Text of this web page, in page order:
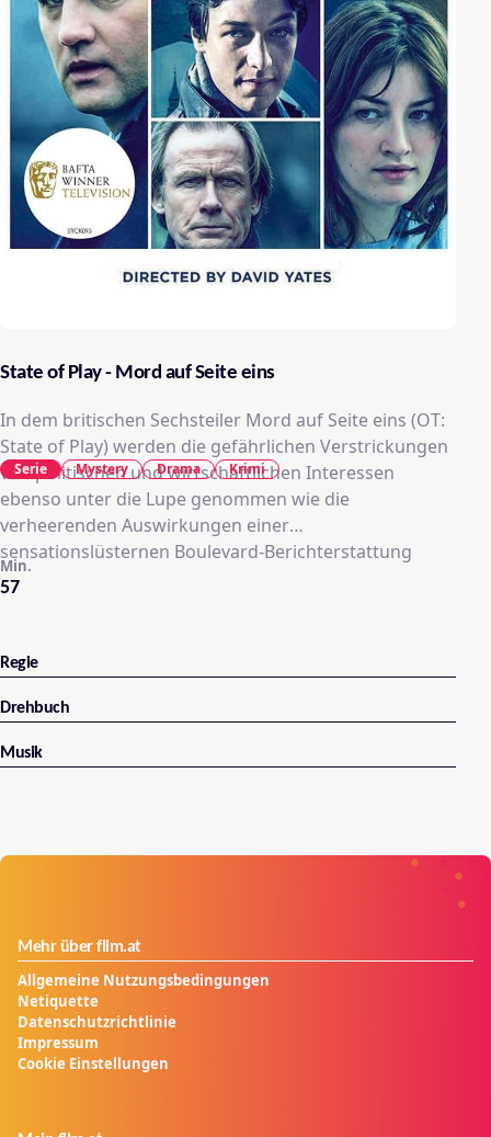
State of Play - Mord auf Seite eins
In dem britischen Sechsteiler Mord auf Seite eins (OT:
State of Play) werden die gefährlichen Verstrickungen
von politischen und wirtschaftlichen Interessen
ebenso unter die Lupe genommen wie die
verheerenden Auswirkungen einer
sensationslüsternen Boulevard-Berichterstattung
57
Min.
Serie Mystery Drama Krimi
Regie
Drehbuch
Musik
Mehr über film.at
Allgemeine Nutzungsbedingungen
Netiquette
Datenschutzrichtlinie
Impressum
Cookie Einstellungen